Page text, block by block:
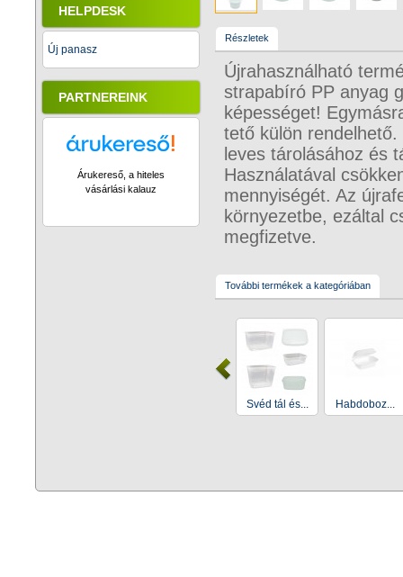
HELPDESK
Új panasz
PARTNEREINK
Árukereső, a hiteles
vásárlási kalauz
Részletek
Újrahasználható
strapabíró PP anyag
képességet!
tető külön
leves tárolásához és
Használatával
mennyiségét. Az
környezetbe, ezáltal
megfizetve.
További termékek a kategóriában
Svéd tál és... Habdoboz...